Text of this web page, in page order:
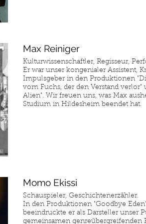
Max Reiniger
Kulturwissenschaftler, Regisseur,
Er war unser kongenialer Assistent,
Impulsgeber in den Produktionen
vom Fuchs, der den Verstand verlor"
Alien". Wir freuen uns, was Max
Studium in Hildesheim beendet hat.
Momo Ekissi
Schauspieler, Geschichtenerzähler.
In den Produktionen "Goodbye
beeindruckte er als Darsteller unser
gemeinsamen genreübergreifenden